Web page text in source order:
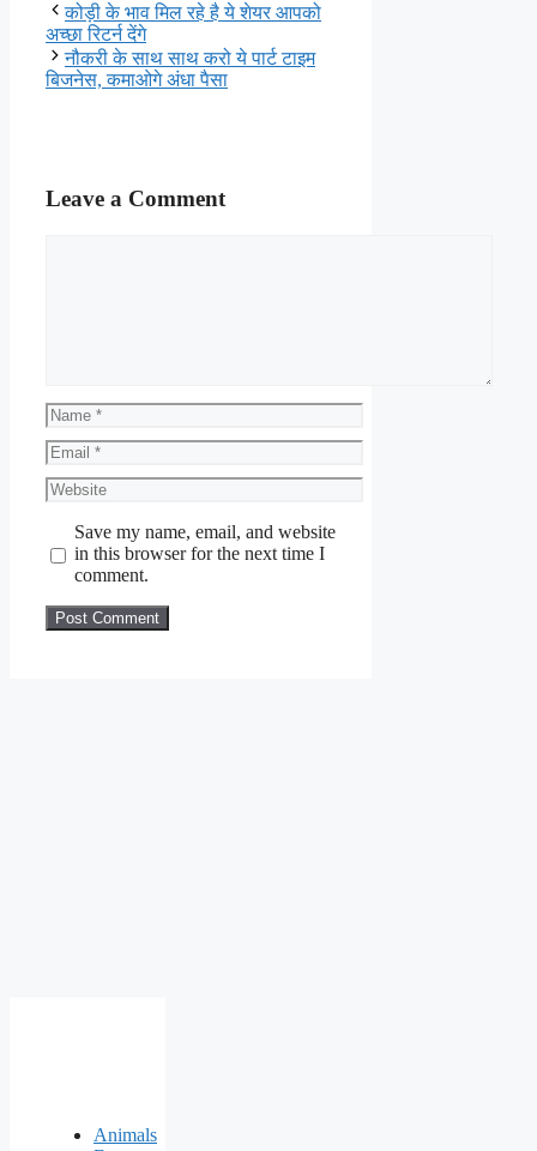
कोड़ी के भाव मिल रहे है ये शेयर आपको
अच्छा रिटर्न देंगे
नौकरी के साथ साथ करो ये पार्ट टाइम
बिजनेस, कमाओगे अंधा पैसा
Leave a Comment
Name
Email
Website
Save my name, email, and website
in this browser for the next time I
comment.
Animals